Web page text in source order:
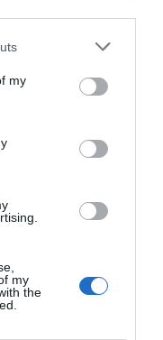
my
my
the
necessari.
sobre el
formes de
Start-Up
és
de les noves
de